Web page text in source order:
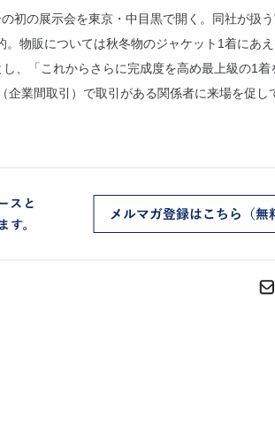
初の展示会を東京・中目黒で開く。同社が扱
物販については秋冬物のジャケット1着にあ
、「これからさらに完成度を高め最上級の1着
業間取引）で取引がある関係者に来場を促し